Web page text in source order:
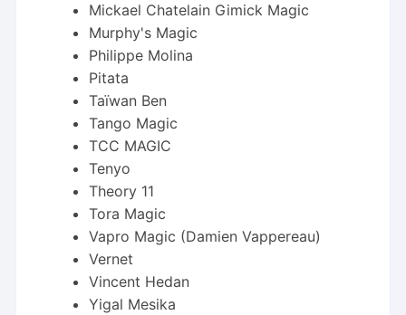
Mickael Chatelain Gimick Magic
Murphy's Magic
Philippe Molina
Pitata
Taïwan Ben
Tango Magic
TCC MAGIC
Tenyo
Theory 11
Tora Magic
Vapro Magic (Damien Vappereau)
Vernet
Vincent Hedan
Yigal Mesika